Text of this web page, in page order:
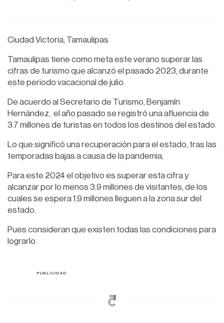
Ciudad Victoria, Tamaulipas
Tamaulipas tiene como meta este verano superar las
cifras de turismo que alcanzó el pasado 2023, durante
este periodo vacacional de julio.
De acuerdo al Secretario de Turismo, Benjamín
Hernández, el año pasado se registró una afluencia de
3.7 millones de turistas en todos los destinos del estado.
Lo que significó una recuperación para el estado, tras las
temporadas bajas a causa de la pandemia,
Para este 2024 el objetivo es superar esta cifra y
alcanzar por lo menos 3.9 millones de visitantes, de los
cuales se espera 1.9 millones lleguen a la zona sur del
estado.
Pues consideran que existen todas las condiciones para
lograrlo.